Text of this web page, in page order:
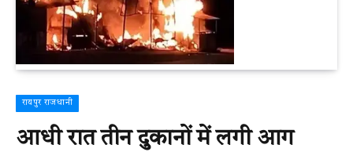
रायपुर राजधानी
आधी रात तीन दुकानों में लगी आग